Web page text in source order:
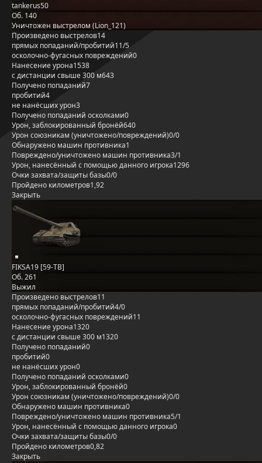
tankerus50
Об. 140
Уничтожен выстрелом (Lion_121)
Произведено выстрелов14
прямых попаданий/пробитий11/5
осколочно-фугасных повреждений0
Нанесение урона1538
с дистанции свыше 300 м643
Получено попаданий7
пробитий4
не нанёсших урон3
Получено попаданий осколками0
Урон, заблокированный бронёй640
Урон союзникам (уничтожено/повреждений)0/0
Обнаружено машин противника1
Повреждено/уничтожено машин противника3/1
Урон, нанесённый с помощью данного игрока1296
Очки захвата/защиты базы0/0
Пройдено километров1,92
Закрыть
FIKSA19 [59-TB]
Об. 261
Выжил
Произведено выстрелов11
прямых попаданий/пробитий4/0
осколочно-фугасных повреждений11
Нанесение урона1320
с дистанции свыше 300 м1320
Получено попаданий0
пробитий0
не нанёсших урон0
Получено попаданий осколками0
Урон, заблокированный бронёй0
Урон союзникам (уничтожено/повреждений)0/0
Обнаружено машин противника0
Повреждено/уничтожено машин противника5/1
Урон, нанесённый с помощью данного игрока0
Очки захвата/защиты базы0/0
Пройдено километров0,82
Закрыть